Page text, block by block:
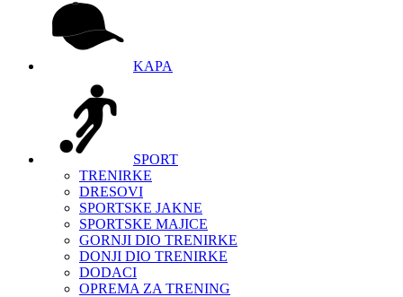
KAPA
SPORT
TRENIRKE
DRESOVI
SPORTSKE JAKNE
SPORTSKE MAJICE
GORNJI DIO TRENIRKE
DONJI DIO TRENIRKE
DODACI
OPREMA ZA TRENING